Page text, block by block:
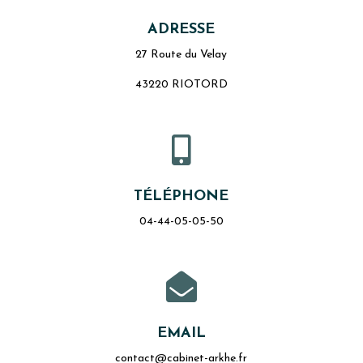
ADRESSE
27 Route du Velay
43220 RIOTORD

TÉLÉPHONE
04-44-05-05-50

EMAIL
contact@cabinet-arkhe.fr